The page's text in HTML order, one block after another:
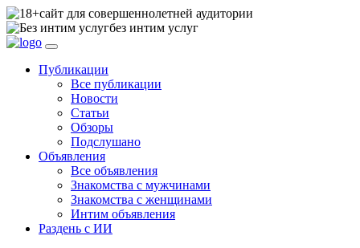
сайт для совершеннолетней аудитории
без интим услуг
Публикации
Все публикации
Новости
Статьи
Обзоры
Подслушано
Объявления
Все объявления
Знакомства с мужчинами
Знакомства с женщинами
Интим объявления
Раздень с ИИ